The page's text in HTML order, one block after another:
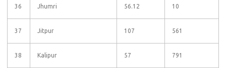
36 Jhumri 56.12 10
37 Jitpur 107 561
38 Kalipur 57 791